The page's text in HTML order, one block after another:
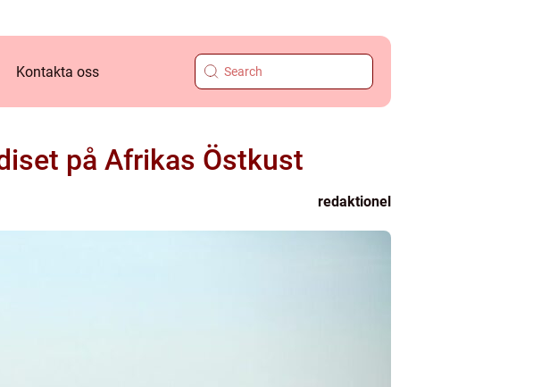
Kontakta oss
på Afrikas Östkust
redaktionel